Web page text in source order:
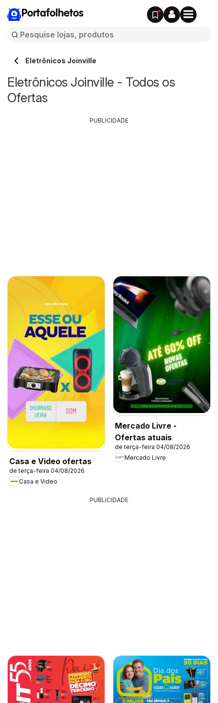
Portafolhetos
Eletrônicos Joinville
Eletrônicos Joinville - Todos os
Ofertas
Casa e Video ofertas
de terça-feira 04/08/2026
Casa e Video
Mercado Livre -
Ofertas atuais
de terça-feira 04/08/2026
Mercado Livre
PUBLICIDADE
PUBLICIDADE